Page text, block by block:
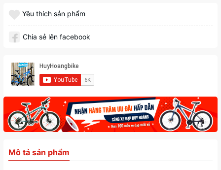
Yêu thích sản phẩm
Chia sẻ lên facebook
Mô tả sản phẩm